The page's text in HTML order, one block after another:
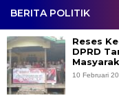
BERITA POLITIK
Reses
DPRD
10 Februari